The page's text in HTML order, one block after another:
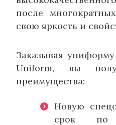
после
свою яркость и
Заказывая
Uniform, вы
преимущества:
Новую
срок по